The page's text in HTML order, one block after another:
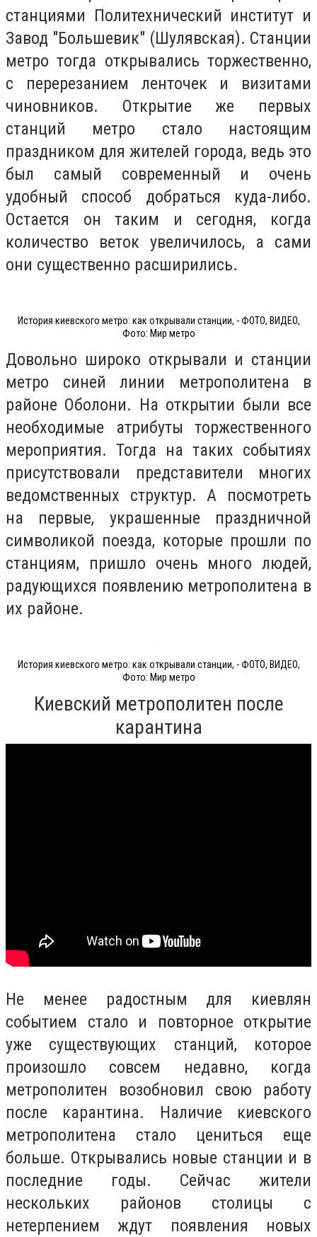
станциями Политехнический институт и
Завод "Большевик" (Шулявская). Станции
метро тогда открывались торжественно,
с перерезанием ленточек и визитами
чиновников. Открытие же первых
станций метро стало настоящим
праздником для жителей города, ведь это
был самый современный и очень
удобный способ добраться куда-либо.
Остается он таким и сегодня, когда
количество веток увеличилось, а сами
они существенно расширились.
История киевского метро: как открывали станции, - ФОТО, ВИДЕО,
Фото: Мир метро
Довольно широко открывали и станции
метро синей линии метрополитена в
районе Оболони. На открытии были все
необходимые атрибуты торжественного
мероприятия. Тогда на таких событиях
присутствовали представители многих
ведомственных структур. А посмотреть
на первые, украшенные праздничной
символикой поезда, которые прошли по
станциям, пришло очень много людей,
радующихся появлению метрополитена в
их районе.
История киевского метро: как открывали станции, - ФОТО, ВИДЕО,
Фото: Мир метро
Киевский метрополитен после
карантина
Не менее радостным для киевлян
событием стало и повторное открытие
уже существующих станций, которое
произошло совсем недавно, когда
метрополитен возобновил свою работу
после карантина. Наличие киевского
метрополитена стало цениться еще
больше. Открывались новые станции и в
последние годы. Сейчас жители
нескольких районов столицы с
нетерпением ждут появления новых